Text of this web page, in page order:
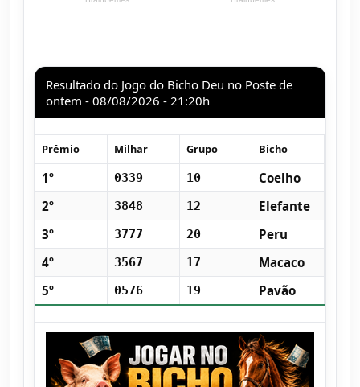
Resultado do Jogo do Bicho Deu no Poste de
ontem - 08/08/2026 - 21:20h
Prêmio Milhar Grupo Bicho
1º 0339 10
Coelho
2º
3848 12
Elefante
3º
3777 20
Peru
4º
3567 17
Macaco
5º
0576 19 Pavão